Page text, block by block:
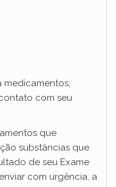
medicamentos,
com seu
que
substâncias que
de seu Exame
com urgência, a